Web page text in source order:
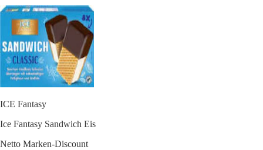
ICE Fantasy
Ice Fantasy Sandwich Eis
Netto Marken-Discount